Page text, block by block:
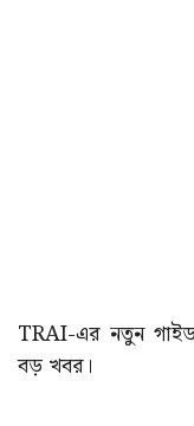
TRAI-এর নতুন
বড় খবর।